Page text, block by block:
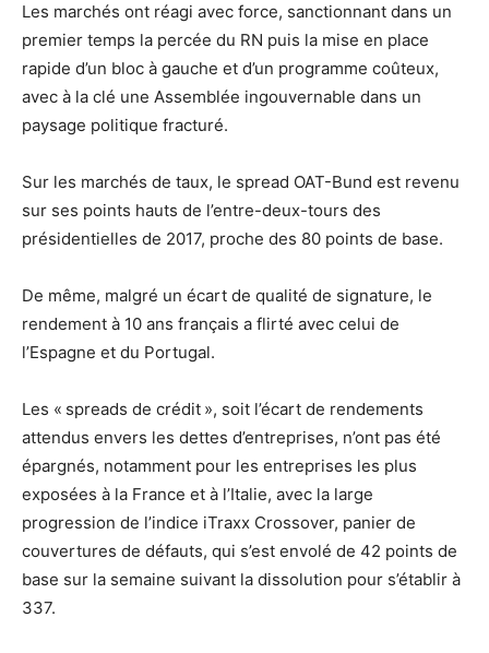
Les marchés ont réagi avec force, sanctionnant dans un
premier temps la percée du RN puis la mise en place
rapide d’un bloc à gauche et d’un programme coûteux,
avec à la clé une Assemblée ingouvernable dans un
paysage politique fracturé.
Sur les marchés de taux, le spread OAT-Bund est revenu
sur ses points hauts de l’entre-deux-tours des
présidentielles de 2017, proche des 80 points de base.
De même, malgré un écart de qualité de signature, le
rendement à 10 ans français a flirté avec celui de
l’Espagne et du Portugal.
Les « spreads de crédit », soit l’écart de rendements
attendus envers les dettes d’entreprises, n’ont pas été
épargnés, notamment pour les entreprises les plus
exposées à la France et à l’Italie, avec la large
progression de l’indice iTraxx Crossover, panier de
couvertures de défauts, qui s’est envolé de 42 points de
base sur la semaine suivant la dissolution pour s’établir à
337.